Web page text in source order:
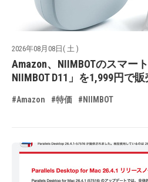
2026年08月08日( 土 )
Amazon、NIIMBOTのスマー
NIIMBOT D11」を1,999円で
#Amazon #特価 #NIIMBOT